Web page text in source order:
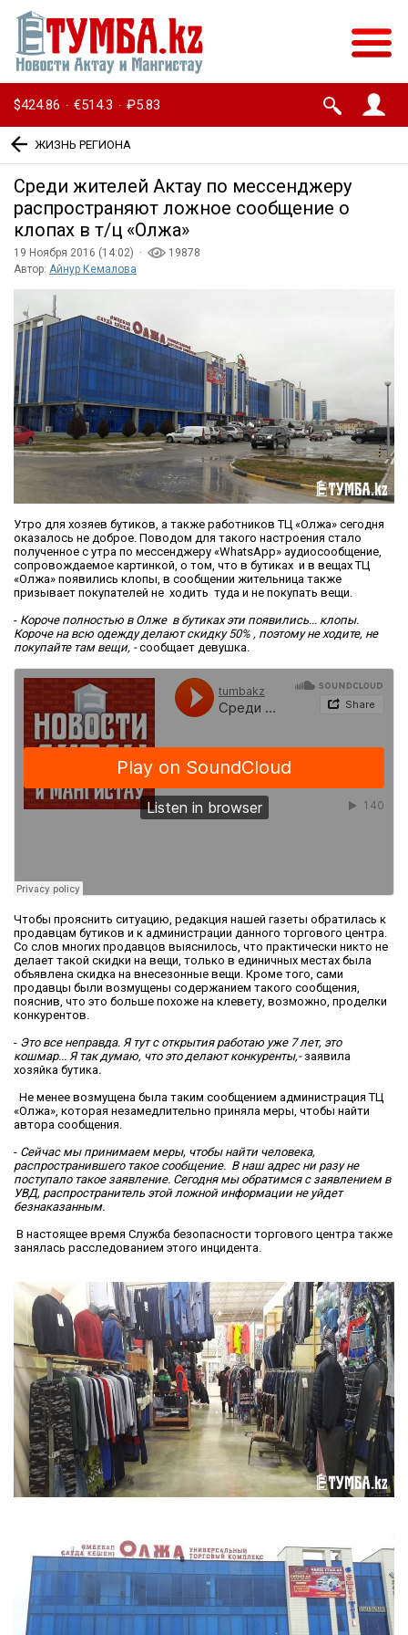
$424.86 · €514.3 · ₽5.83
ЖИЗНЬ РЕГИОНА
Среди жителей Актау по мессенджеру
распространяют ложное сообщение о
клопах в т/ц «Олжа»
19 Ноября 2016 (14:02) ·
19878
Автор: Айнур Кемалова
Утро для хозяев бутиков, а также работников ТЦ «Олжа» сегодня
оказалось не доброе. Поводом для такого настроения стало
полученное с утра по мессенджеру «WhatsApp» аудиосообщение,
сопровождаемое картинкой, о том, что в бутиках и в вещах ТЦ
«Олжа» появились клопы, в сообщении жительница также
призывает покупателей не ходить туда и не покупать вещи.
- Короче полностью в Олже в бутиках эти появились... клопы.
Короче на всю одежду делают скидку 50% , поэтому не ходите, не
покупайте там вещи, -сообщает девушка.
Чтобы прояснить ситуацию, редакция нашей газеты обратилась к
продавцам бутиков и к администрации данного торгового центра.
Со слов многих продавцов выяснилось, что практически никто не
делает такой скидки на вещи, только в единичных местах была
объявлена скидка на внесезонные вещи. Кроме того, сами
продавцы были возмущены содержанием такого сообщения,
пояснив, что это больше похоже на клевету, возможно, проделки
конкурентов.
- Это все неправда. Я тут с открытия работаю уже 7 лет, это
кошмар... Я так думаю, что это делают конкуренты,- заявила
хозяйка бутика.
Не менее возмущена была таким сообщением администрация ТЦ
«Олжа», которая незамедлительно приняла меры, чтобы найти
автора сообщения.
- Сейчас мы принимаем меры, чтобы найти человека,
распространившего такое сообщение. В наш адрес ни разу не
поступало такое заявление. Сегодня мы обратимся с заявлением в
УВД, распространитель этой ложной информации не уйдет
безнаказанным.
В настоящее время Служба безопасности торгового центра также
занялась расследованием этого инцидента.